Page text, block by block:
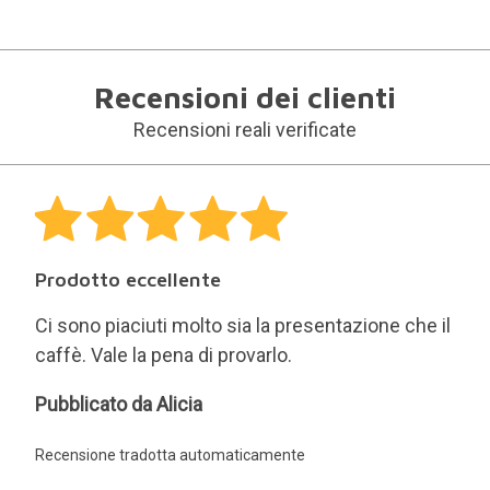
Buona comunicazione per gli ordini online. Il
Kevin
Pubblicato da Kevin
Recensione tradotta automaticamente
Caffè del mondo
Regalo originale e ben presentato per gli amanti